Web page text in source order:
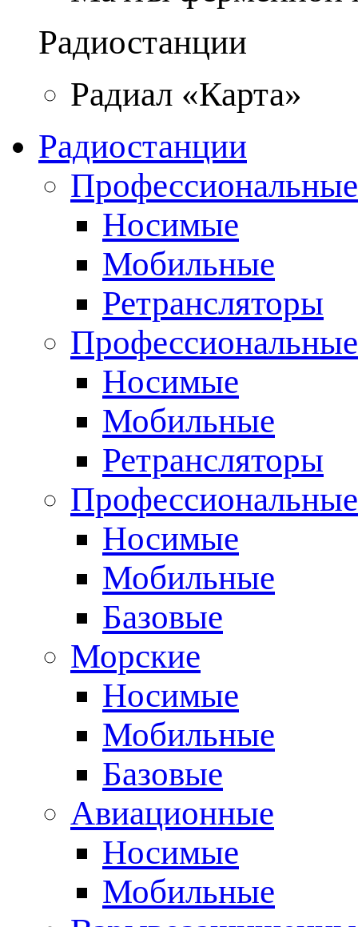
Радиостанции
Радиал «Карта»
Радиостанции
Носимые
Мобильные
Ретрансляторы
Носимые
Мобильные
Ретрансляторы
Носимые
Мобильные
Базовые
Морские
Носимые
Мобильные
Базовые
Авиационные
Носимые
Мобильные